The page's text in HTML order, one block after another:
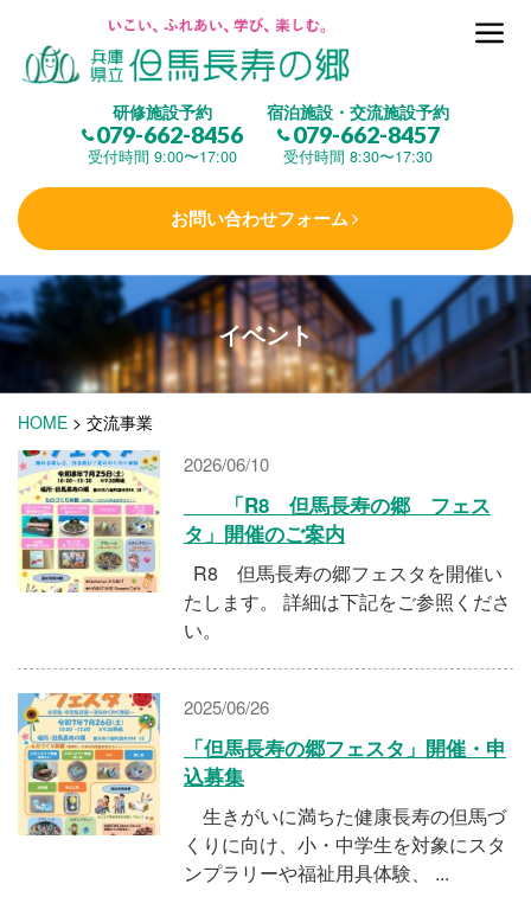
研修施設予約
079-662-8456
受付時間 9:00〜17:00
宿泊施設・交流施設予約
079-662-8457
受付時間 8:30〜17:30
お問い合わせフォーム
但馬長寿の郷とは
(研修施設)
楽しむ
学 ぶ (健康福祉)
泊まる(宿泊)
施設・料金
イベント
HOME > 交流事業
2026/06/10
「R8 但馬長寿の郷 フェス
タ」開催のご案内
R8 但馬長寿の郷フェスタを開催い
たします。 詳細は下記をご参照くださ
い。
2025/06/26
「但馬長寿の郷フェスタ」開催・申
込募集
生きがいに満ちた健康長寿の但馬づ
くりに向け、小・中学生を対象にスタ
ンプラリーや福祉用具体験、 ...